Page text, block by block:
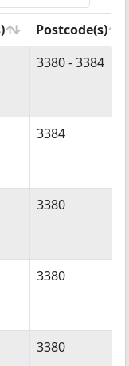
Postcode(s)
Postcode(s)
3380 - 3384
3384
3380
3380
3380